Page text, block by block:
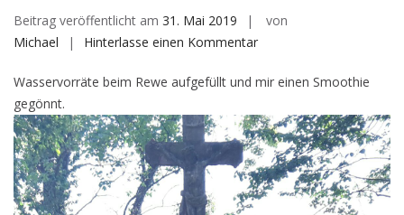
Beitrag veröffentlicht am 31. Mai 2019
von
Michael
Hinterlasse einen Kommentarauf
34.6
15:24
h
Wasservorräte beim Rewe aufgefüllt und mir einen Smoothie
gegönnt.